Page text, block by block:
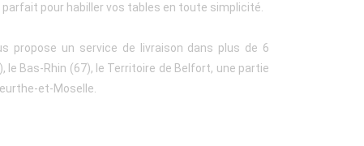
pour habiller vos tables en toute simplicité.
propose un service de livraison dans plus de 6
le Bas-Rhin (67), le Territoire de Belfort, une partie
et-Moselle.